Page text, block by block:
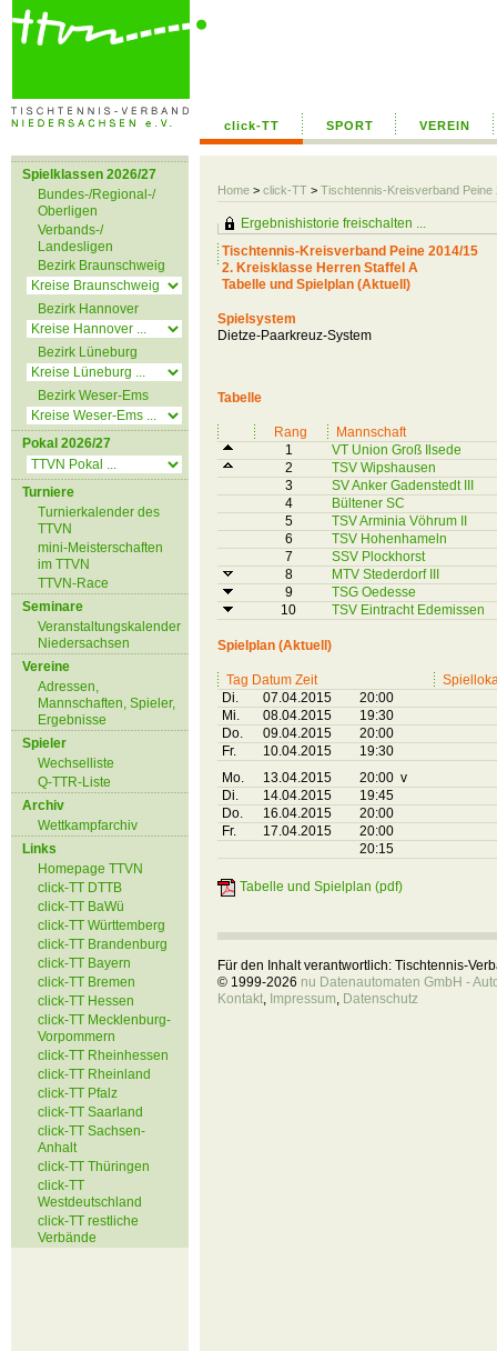
click-TT SPORT VEREIN
Home > click-TT > Tischtennis-Kreisverband
Spielklassen 2026/27
Bundes-/Regional-/
Oberligen
Verbands-/
Landesligen
Bezirk Braunschweig
Bezirk Hannover
Bezirk Lüneburg
Bezirk Weser-Ems
Pokal 2026/27
Turniere
Turnierkalender des
TTVN
mini-Meisterschaften
im TTVN
TTVN-Race
Seminare
Veranstaltungskalender
Niedersachsen
Vereine
Adressen,
Mannschaften, Spieler,
Ergebnisse
Spieler
Wechselliste
Q-TTR-Liste
Archiv
Wettkampfarchiv
Links
Homepage TTVN
click-TT DTTB
click-TT BaWü
click-TT Württemberg
click-TT Brandenburg
click-TT Bayern
click-TT Bremen
click-TT Hessen
click-TT Mecklenburg-
Vorpommern
click-TT Rheinhessen
click-TT Rheinland
click-TT Pfalz
click-TT Saarland
click-TT Sachsen-
Anhalt
click-TT Thüringen
click-TT
Westdeutschland
click-TT restliche
Verbände
Ergebnishistorie freischalten ...
Tischtennis-Kreisverband Peine 2014/15
2. Kreisklasse Herren Staffel A
Tabelle und Spielplan (Aktuell)
Spielsystem
Dietze-Paarkreuz-System
Tabelle
Rang
Mannschaft
1
VT Union Groß Ilsede
2
TSV Wipshausen
3
SV Anker Gadenstedt III
4
Bültener SC
5
TSV Arminia Vöhrum II
6
TSV Hohenhameln
7
SSV Plockhorst
8
MTV Stederdorf III
9
TSG Oedesse
10
TSV Eintracht Edemissen
Spielplan (Aktuell)
Tag Datum Zeit
Di.
07.04.2015
20:00
Mi.
08.04.2015
19:30
Do.
09.04.2015
20:00
Fr.
10.04.2015
19:30
Mo.
13.04.2015
20:00 v
Di.
14.04.2015
19:45
Do.
16.04.2015
20:00
Fr.
17.04.2015
20:00
20:15
Tabelle und Spielplan (pdf)
Für den Inhalt verantwortlich: Tischtennis-
© 1999-2026 nu Datenautomaten GmbH -
Kontakt, Impressum, Datenschutz